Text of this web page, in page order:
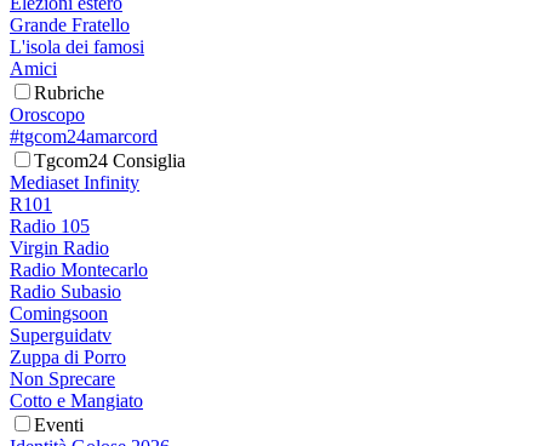
Grande Fratello
L'isola dei famosi
Amici
Rubriche
Oroscopo
#tgcom24amarcord
Tgcom24 Consiglia
Mediaset Infinity
R101
Radio 105
Virgin Radio
Radio Montecarlo
Radio Subasio
Comingsoon
Superguidatv
Zuppa di Porro
Non Sprecare
Cotto e Mangiato
Eventi